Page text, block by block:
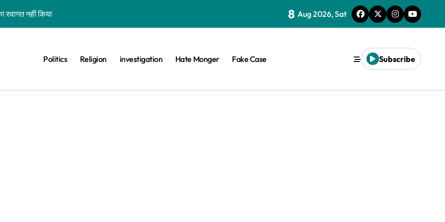
स्वागत नहीं किया
वायरल वीडियो एक साल पुराना है
बीफ प्रोड्यूसर देश नहीं कहा
8 Aug 2026, Sat
Politics Religion investigation Hate Monger Fake Case Subscribe